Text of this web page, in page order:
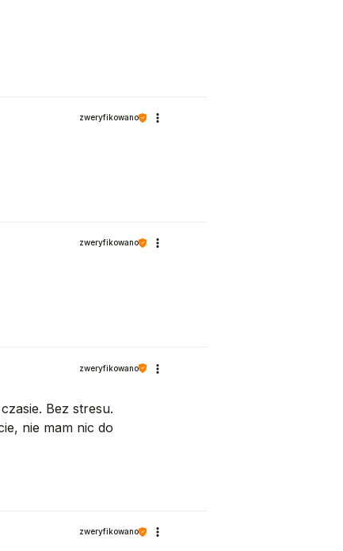
zweryfikowano
zweryfikowano
zweryfikowano
Bez stresu.
nie mam nic do
zweryfikowano